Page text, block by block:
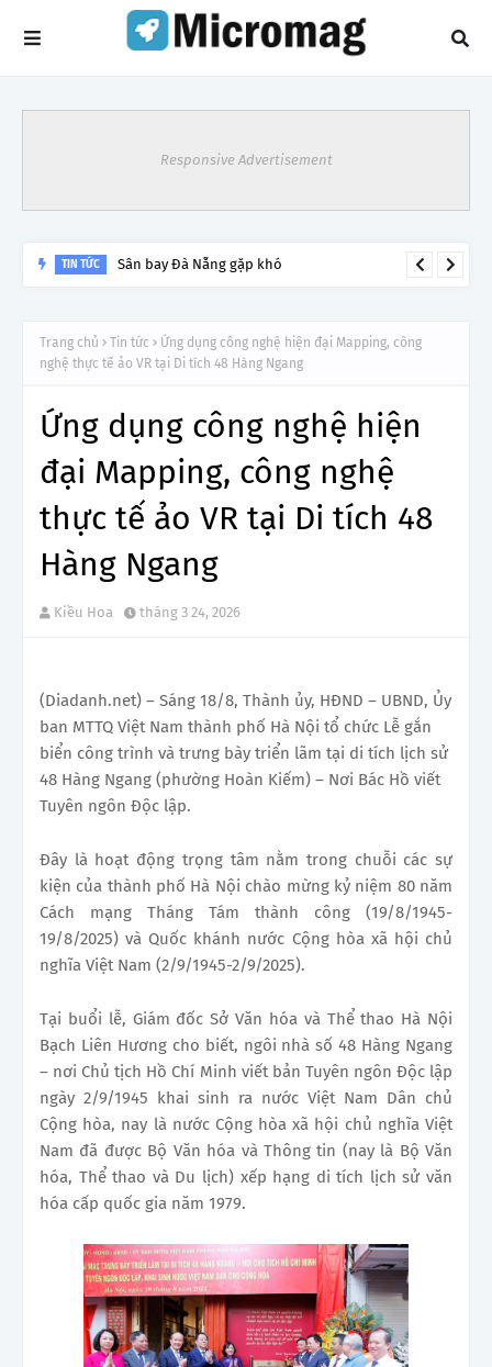
Responsive Advertisement
Trang chủ Tin tức
Ứng dụng công nghệ hiện đại Mapping, công
nghệ thực tế ảo VR tại Di tích 48 Hàng Ngang
Ứng dụng công nghệ hiện
đại Mapping, công nghệ
thực tế ảo VR tại Di tích 48
Hàng Ngang
Kiều Hoa tháng 3 24, 2026
(Diadanh.net) – Sáng 18/8, Thành ủy, HĐND – UBND, Ủy
ban MTTQ Việt Nam thành phố Hà Nội tổ chức Lễ gắn
biển công trình và trưng bày triển lãm tại di tích lịch sử
48 Hàng Ngang (phường Hoàn Kiếm) – Nơi Bác Hồ viết
Tuyên ngôn Độc lập.
Đây là hoạt động trọng tâm nằm trong chuỗi các sự
kiện của thành phố Hà Nội chào mừng kỷ niệm 80 năm
Cách mạng Tháng Tám thành công (19/8/1945-
19/8/2025) và Quốc khánh nước Cộng hòa xã hội chủ
nghĩa Việt Nam (2/9/1945-2/9/2025).
Tại buổi lễ, Giám đốc Sở Văn hóa và Thể thao Hà Nội
Bạch Liên Hương cho biết, ngôi nhà số 48 Hàng Ngang
– nơi Chủ tịch Hồ Chí Minh viết bản Tuyên ngôn Độc lập
ngày 2/9/1945 khai sinh ra nước Việt Nam Dân chủ
Cộng hòa, nay là nước Cộng hòa xã hội chủ nghĩa Việt
Nam đã được Bộ Văn hóa và Thông tin (nay là Bộ Văn
hóa, Thể thao và Du lịch) xếp hạng di tích lịch sử văn
hóa cấp quốc gia năm 1979.